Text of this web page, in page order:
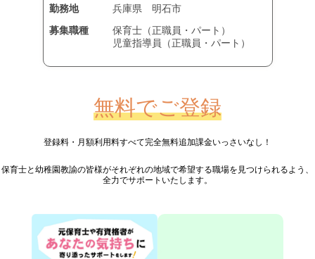
勤務地 兵庫県
明石市
募集職種
保育士（正職員・パート）
児童指導員（正職員・パート）
無料でご登録
登録料・月額利用料すべて完全無料追加課金いっさいなし！
保育士と幼稚園教諭の皆様がそれぞれの地域で希望する職場を見つけられるよう、
全力でサポートいたします。